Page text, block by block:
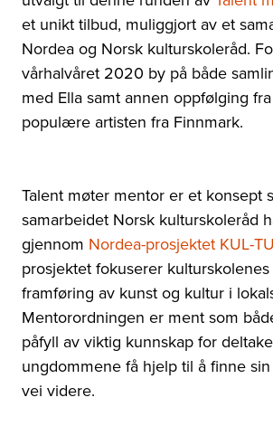
et unikt tilbud, muliggjort av et
Nordea og Norsk kulturskoleråd.
vårhalvåret 2020 by på både
med Ella samt annen oppfølging
populære artisten fra Finnmark.
Talent møter mentor er et konsept
samarbeidet Norsk kulturskoleråd
gjennom Nordea-prosjektet KUL-
prosjektet fokuserer
framføring av kunst og kultur i
Mentorordningen er ment som
påfyll av viktig kunnskap for
ungdommene få hjelp til å finne
vei videre.